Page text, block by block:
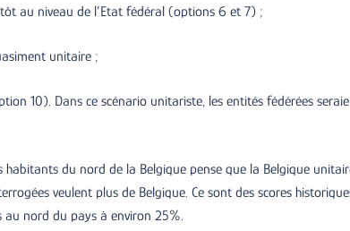
au niveau de l’Etat fédéral (options 6 et 7) ;
unitaire ;
10). Dans ce scénario unitariste, les entités fédérées
du nord de la Belgique pense que la Belgique
veulent plus de Belgique. Ce sont des scores
au nord du pays à environ 25%.